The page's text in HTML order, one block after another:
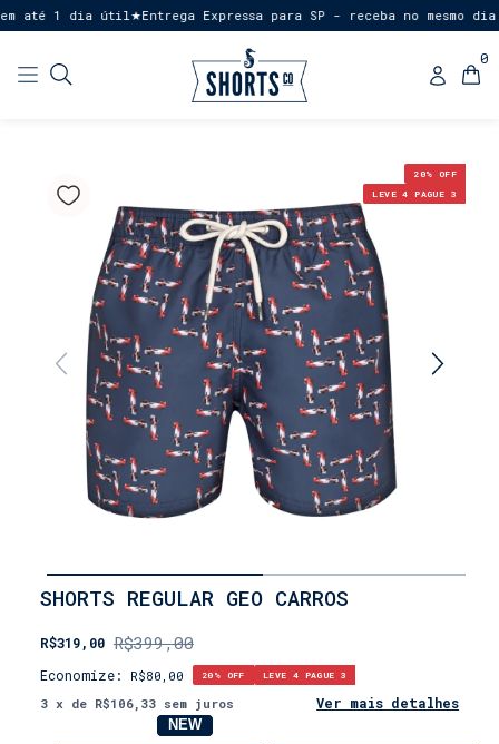
até 1 dia útil★Entrega Expressa para SP - receba no mesmo
0
20% OFF
LEVE 4 PAGUE 3
INÍCIO
•
•
4,
PAGUE
SHORTS REGULAR GEO CARROS
R$319,00 R$399,00
Economize: R$80,00 20 % OFF LEVE 4 PAGUE 3
3 x de R$106,33 sem juros Ver mais detalhes
NOVO
NEW